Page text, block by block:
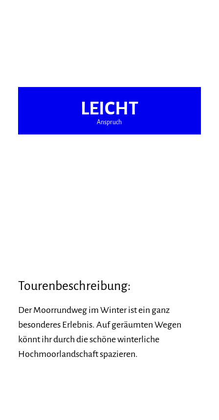
LEICHT
Anspruch
Tourenbeschreibung:
Der Moorrundweg im Winter ist ein ganz
besonderes Erlebnis. Auf geräumten Wegen
könnt ihr durch die schöne winterliche
Hochmoorlandschaft spazieren.